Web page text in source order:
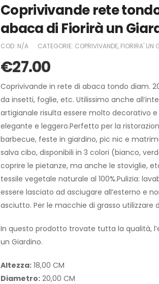
Coprivivande rete
abaca di Fiorirà un
COD: N/A CATEGORIE: COPRIVIVANDE, FIORIRA' UN
€27.00
Coprivivande in rete di abaca tondo diam.
da insetti, foglie, etc. Utilissimo anche
artigianale risulta essere molto decorativo
elegante e leggero.Perfetto per la
barbecue, feste in giardino, pic nic e
salva cibo, disponibili in 3 colori (bianco,
coprire le pietanze, ma anche le stoviglie,
tessile vegetale naturale al 100%.Pulizia:
essere lasciato ad asciugare all’esterno e
asciutto. Per le macchie di grasso utilizzare
In questo prodotto trovate tutta la qualità,
un Giardino.
Altezza: 18,00 CM
Diametro: 20,00 CM